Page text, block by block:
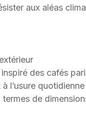
aux aléas
des cafés
l’usure quotidienne
de